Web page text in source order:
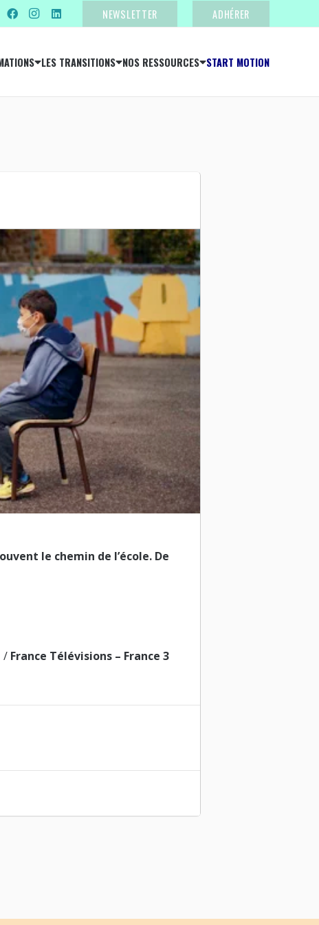
NEWSLETTER ADHÉRER
LES TRANSITIONS NOS RESSOURCES START MOTION
le chemin de l’école. De
/ France Télévisions – France 3